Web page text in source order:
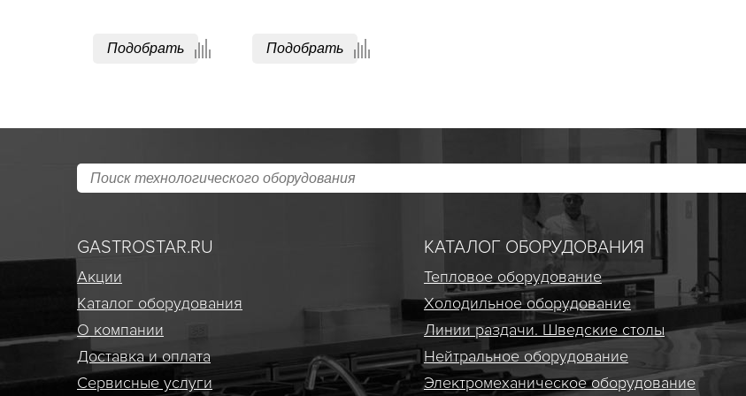
Подобрать Подобрать
GASTROSTAR.RU
Акции
Каталог оборудования
О компании
Доставка и оплата
Сервисные услуги
КАТАЛОГ ОБОРУДОВАНИЯ
Тепловое оборудование
Холодильное оборудование
Линии раздачи. Шведские столы
Нейтральное оборудование
Электро­механическое оборудование